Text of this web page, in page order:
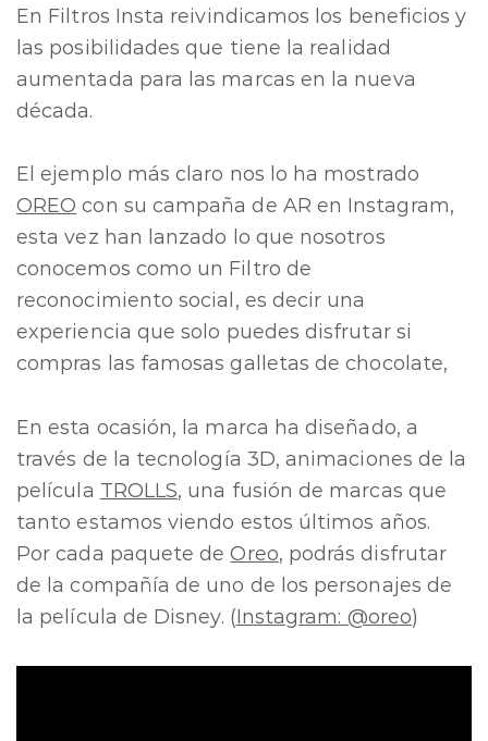
En Filtros Insta reivindicamos los beneficios y
las posibilidades que tiene la realidad
aumentada para las marcas en la nueva
década.
El ejemplo más claro nos lo ha mostrado
OREO con su campaña de AR en Instagram,
esta vez han lanzado lo que nosotros
conocemos como un Filtro de
reconocimiento social, es decir una
experiencia que solo puedes disfrutar si
compras las famosas galletas de chocolate,
En esta ocasión, la marca ha diseñado, a
través de la tecnología 3D, animaciones de la
película TROLLS, una fusión de marcas que
tanto estamos viendo estos últimos años.
Por cada paquete deOreo, podrás disfrutar
de la compañía de uno de los personajes de
la película de Disney. (Instagram: @oreo)